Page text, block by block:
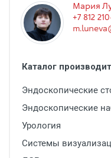
Дезинфекция и
Лучевая диагностика
Реабилитация
Оториноларингология
Вспомогательное
Ветеринария
Мария
+7 812
Каталог
Эндоскопические
Эндоскопические
Урология
Системы